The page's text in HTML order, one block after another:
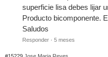
superficie lisa debes lijar
Producto bicomponente.
Saludos
Responder · 5 meses